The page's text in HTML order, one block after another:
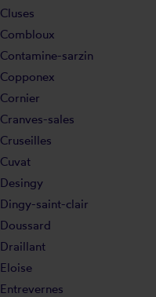
Cluses
Combloux
Contamine-sarzin
Copponex
Cornier
Cranves-sales
Cruseilles
Cuvat
Desingy
Dingy-saint-clair
Doussard
Draillant
Eloise
Entrevernes